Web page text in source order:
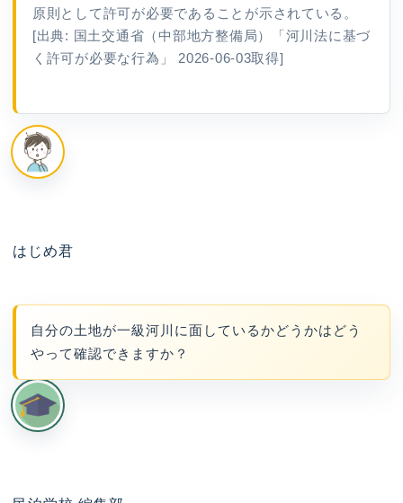
原則として許可が必要であることが示されている。
[出典: 国土交通省（中部地方整備局）「河川法に基づ
く許可が必要な行為」 2026-06-03取得]
はじめ君
自分の土地が一級河川に面しているかどうかはどう
やって確認できますか？